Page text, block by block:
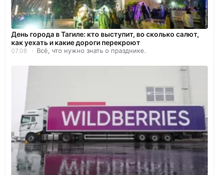
День города в Тагиле: кто выступит, во сколько салют,
как уехать и какие дороги перекроют
07.08 Всё, что нужно знать о празднике.